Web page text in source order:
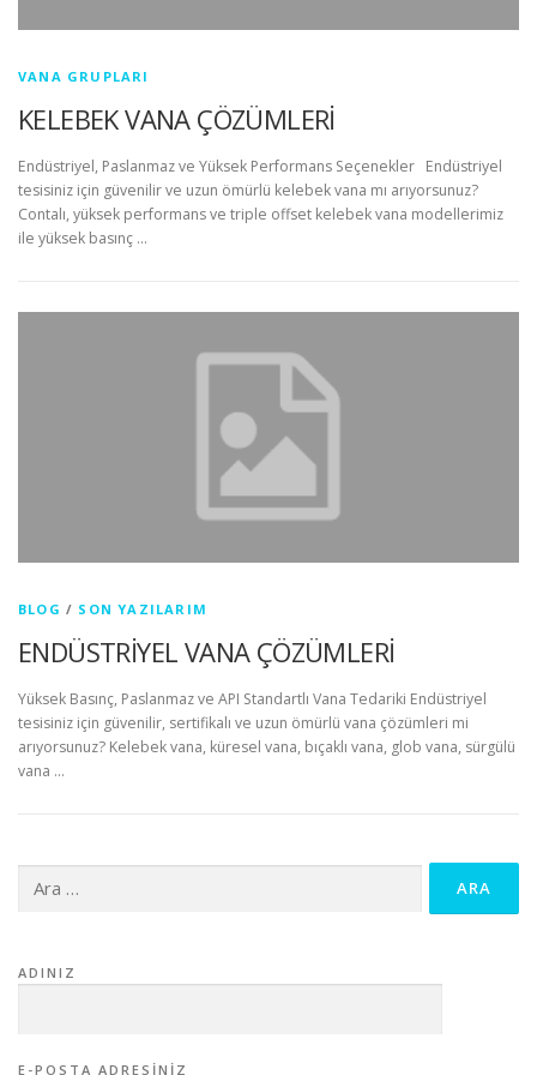
VANA GRUPLARI
KELEBEK VANA ÇÖZÜMLERİ
Endüstriyel, Paslanmaz ve Yüksek Performans Seçenekler Endüstriyel
tesisiniz için güvenilir ve uzun ömürlü kelebek vana mı arıyorsunuz?
Contalı, yüksek performans ve triple offset kelebek vana modellerimiz
ile yüksek basınç …
BLOG / SON YAZILARIM
ENDÜSTRİYEL VANA ÇÖZÜMLERİ
Yüksek Basınç, Paslanmaz ve API Standartlı Vana Tedariki Endüstriyel
tesisiniz için güvenilir, sertifikalı ve uzun ömürlü vana çözümleri mi
arıyorsunuz? Kelebek vana, küresel vana, bıçaklı vana, glob vana, sürgülü
vana …
ADINIZ
E-POSTA ADRESINIZ